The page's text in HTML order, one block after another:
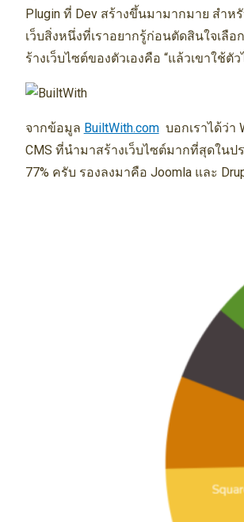
Plugin ที่ Dev สร้างขึ้นมามากมาย สำห
เว็บสิ่งหนึ่งที่เราอยากรู้ก่อนตัดสินใจเลือ
ร้างเว็บไซต์ของตัวเองคือ “แล้วเขาใช้ตั
จากข้อมูล BuiltWith.comบอกเราได้ว่า
CMS ที่นำมาสร้างเว็บไซต์มากที่สุดในป
77% ครับ รองลงมาคือ Joomla และ